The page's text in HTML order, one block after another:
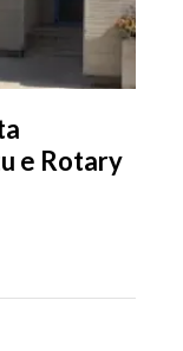
e Rotary